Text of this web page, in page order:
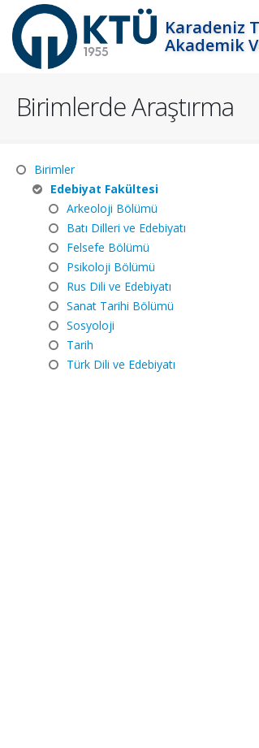
Karadeniz
Akademik
Birimlerde Araştırma
Birimler
Edebiyat Fakültesi
Arkeoloji Bölümü
Batı Dilleri ve Edebiyatı
Felsefe Bölümü
Psikoloji Bölümü
Rus Dili ve Edebiyatı
Sanat Tarihi Bölümü
Sosyoloji
Tarih
Türk Dili ve Edebiyatı